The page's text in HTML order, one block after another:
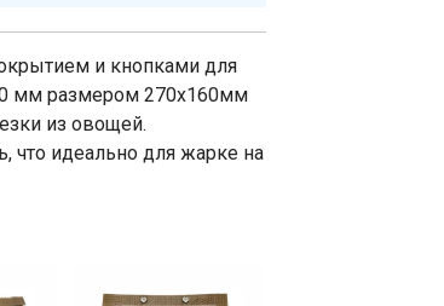
и кнопками для
мм размером 270х160мм
из овощей.
что идеально для жарке на